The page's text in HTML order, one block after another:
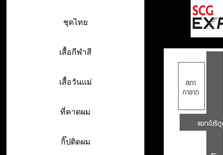
ชุดไทย
เสื้อกีฬาสี
เสื้อวันแม่
ที่คาดผม
กิ๊ปติดผม